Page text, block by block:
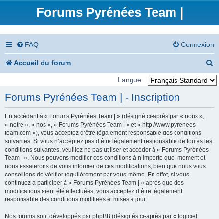
Forums Pyrénées Team |
FAQ Connexion
Accueil du forum
e
h
Langue :
Forums Pyrénées Team | - Inscription
En accédant à « Forums Pyrénées Team | » (désigné ci-après par « nous »,
« notre », « nos », « Forums Pyrénées Team | » et « http://www.pyrenees-
team.com »), vous acceptez d’être légalement responsable des conditions
suivantes. Si vous n’acceptez pas d’être légalement responsable de toutes les
conditions suivantes, veuillez ne pas utiliser et accéder à « Forums Pyrénées
Team | ». Nous pouvons modifier ces conditions à n’importe quel moment et
nous essaierons de vous informer de ces modifications, bien que nous vous
conseillons de vérifier régulièrement par vous-même. En effet, si vous
continuez à participer à « Forums Pyrénées Team | » après que des
modifications aient été effectuées, vous acceptez d’être légalement
responsable des conditions modifiées et mises à jour.
Nos forums sont développés par phpBB (désignés ci-après par « logiciel